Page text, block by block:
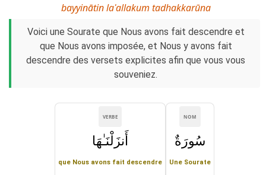
bayyinātin laʿallakum tadhakkarūna
Voici une Sourate que Nous avons fait descendre et
que Nous avons imposée, et Nous y avons fait
descendre des versets explicites afin que vous vous
souveniez.
NOM
سُورَةٌ
Une Sourate
VERBE
أَنزَلْنَـٰهَا
que Nous avons fait descendre